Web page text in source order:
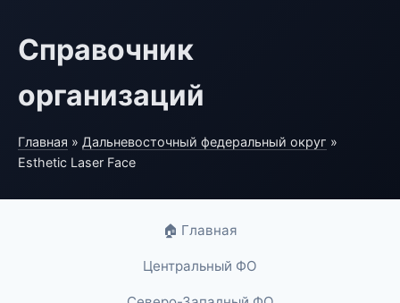
Справочник
организаций
Главная » Дальневосточный федеральный округ »
Esthetic Laser Face
🏠 Главная
Центральный ФО